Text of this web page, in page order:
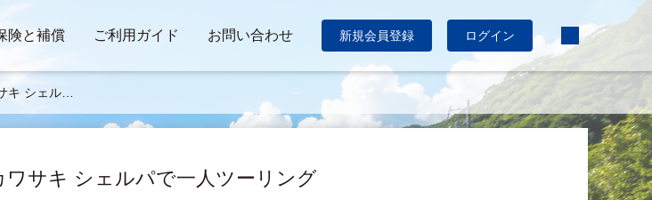
険と補償 ご利用ガイド お問い合わせ 新規会員登録 ログイン
シェルパ
サキ シェルパで一人ツーリング